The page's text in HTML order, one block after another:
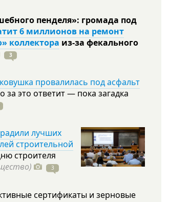
пенделя»: громада под
6 миллионов на ремонт
коллектора из-за фекального
3
провалилась под асфальт
за это ответит — пока загадка
лучших
строительной
строителя
3
сертификаты и зерновые